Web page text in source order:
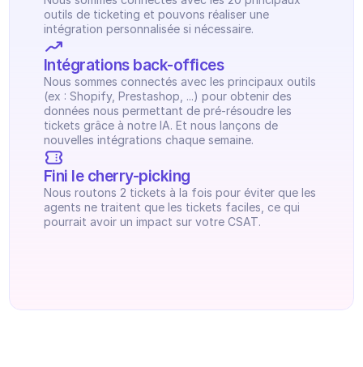
Planification
Suivi qualité
Intégrations
Communication
Analytics
outils de ticketing et pouvons réaliser une
intégration personnalisée si nécessaire.
Intégrations back-offices
Nous sommes connectés avec les principaux outils
(ex : Shopify, Prestashop, ...) pour obtenir des
données nous permettant de pré-résoudre les
tickets grâce à notre IA. Et nous lançons de
nouvelles intégrations chaque semaine.
Fini le cherry-picking
Nous routons 2 tickets à la fois pour éviter que les
agents ne traitent que les tickets faciles, ce qui
pourrait avoir un impact sur votre CSAT.